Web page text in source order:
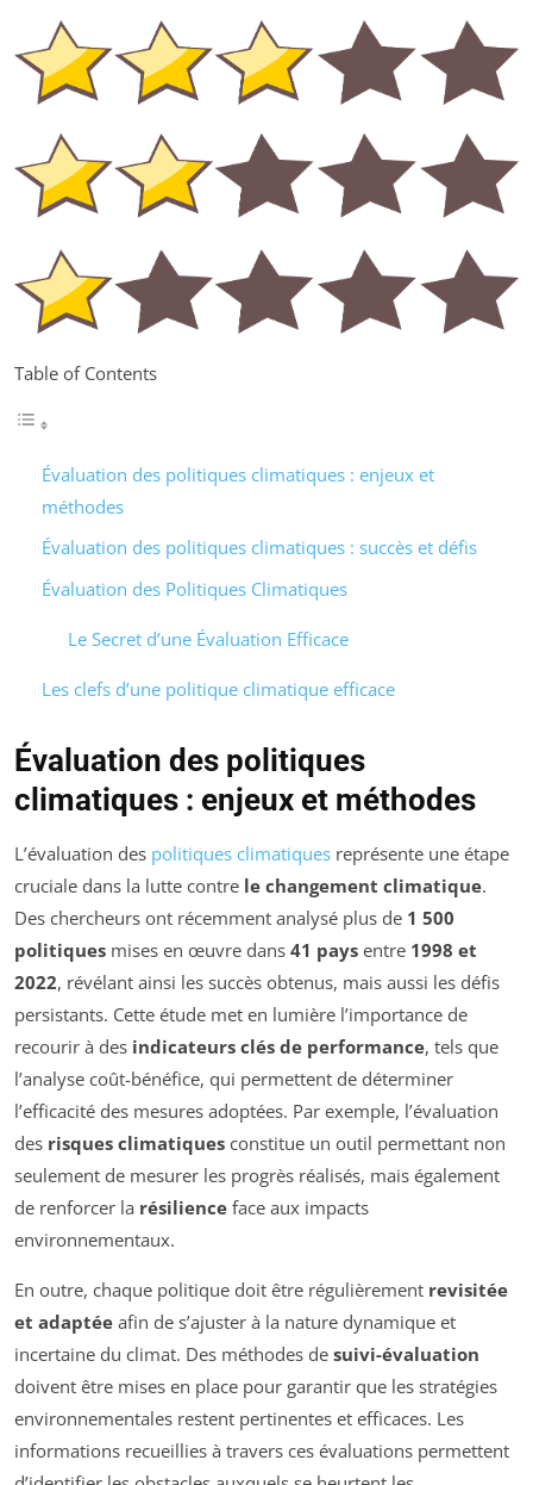
Table of Contents
Évaluation des politiques climatiques : enjeux et
méthodes
Évaluation des politiques climatiques : succès et défis
Évaluation des Politiques Climatiques
Le Secret d’une Évaluation Efficace
Les clefs d’une politique climatique efficace
Évaluation des politiques
climatiques : enjeux et méthodes
L’évaluation des politiques climatiques représente une étape
cruciale dans la lutte contre le changement climatique.
Des chercheurs ont récemment analysé plus de 1 500
politiques mises en œuvre dans 41 pays entre 1998 et
2022, révélant ainsi les succès obtenus, mais aussi les défis
persistants. Cette étude met en lumière l’importance de
recourir à des indicateurs clés de performance, tels que
l’analyse coût-bénéfice, qui permettent de déterminer
l’efficacité des mesures adoptées. Par exemple, l’évaluation
des risques climatiques constitue un outil permettant non
seulement de mesurer les progrès réalisés, mais également
de renforcer la résilience face aux impacts
environnementaux.
En outre, chaque politique doit être régulièrement revisitée
et adaptée afin de s’ajuster à la nature dynamique et
incertaine du climat. Des méthodes de suivi-évaluation
doivent être mises en place pour garantir que les stratégies
environnementales restent pertinentes et efficaces. Les
informations recueillies à travers ces évaluations permettent